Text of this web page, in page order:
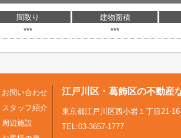
間取り 建物面積
***
***
お問い合わせ
スタッフ紹介
周辺施設
江戸川区・葛飾区の不動産
東京都江戸川区西小岩１丁目21-16
TEL:03-3657-1777